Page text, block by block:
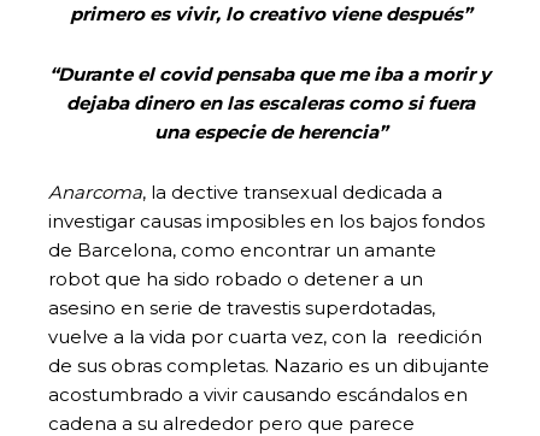
primero es vivir, lo creativo viene después”
“Durante el covid pensaba que me iba a morir y
dejaba dinero en las escaleras como si fuera
una especie de herencia”
Anarcoma, la dective transexual dedicada a
investigar causas imposibles en los bajos fondos
de Barcelona, como encontrar un amante
robot que ha sido robado o detener a un
asesino en serie de travestis superdotadas,
vuelve a la vida por cuarta vez, con la reedición
de sus obras completas. Nazario es un dibujante
acostumbrado a vivir causando escándalos en
cadena a su alrededor pero que parece